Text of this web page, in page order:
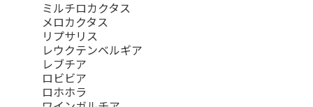
ミルチロカクタス
メロカクタス
リプサリス
レウクテンベルギア
レブチア
ロビビア
ロホホラ